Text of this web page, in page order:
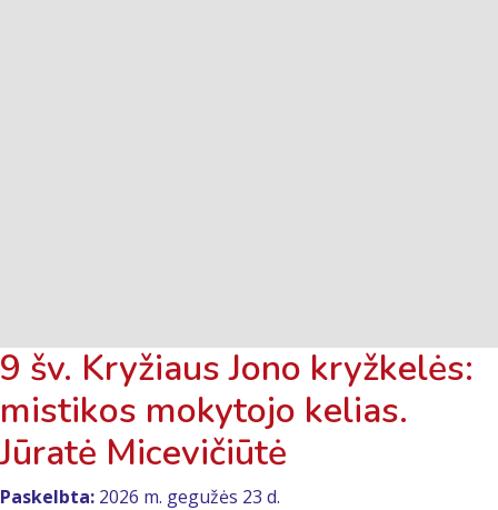
9 šv. Kryžiaus Jono kryžkelės:
mistikos mokytojo kelias.
Jūratė Micevičiūtė
Paskelbta: 2026 m. gegužės 23 d.